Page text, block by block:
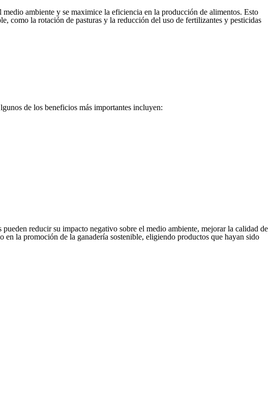
ambiente y se maximice la eficiencia en la producción de alimentos. Esto
como la rotación de pasturas y la reducción del uso de fertilizantes y pesticidas
de los beneficios más importantes incluyen:
reducir su impacto negativo sobre el medio ambiente, mejorar la calidad de
la promoción de la ganadería sostenible, eligiendo productos que hayan sido